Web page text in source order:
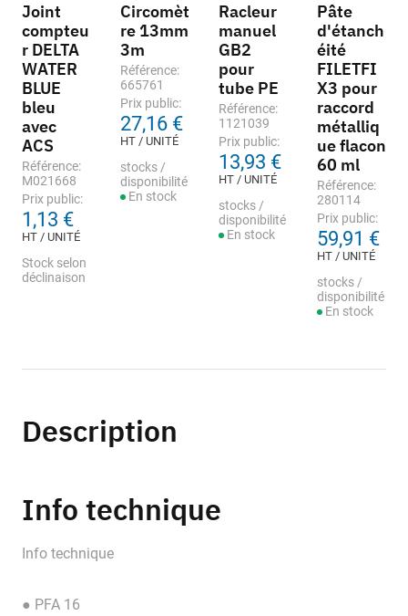
Joint
compteu
r DELTA
WATER
BLUE
bleu
avec
ACS
Référence:
M021668
Prix public:
1,13 €
HT / UNITÉ
Stock selon
déclinaison
Circomèt
re 13mm
3m
Référence:
665761
Prix public:
27,16 €
HT / UNITÉ
stocks /
disponibilité
En stock
Racleur
manuel
GB2
pour
tube PE
Référence:
1121039
Prix public:
13,93 €
HT / UNITÉ
stocks /
disponibilité
En stock
Pâte
d'étanch
éité
FILETFI
X3 pour
raccord
métalliq
ue flacon
60 ml
Référence:
280114
Prix public:
59,91 €
HT / UNITÉ
stocks /
disponibilité
En stock
Description
Info technique
Info technique
● PFA 16